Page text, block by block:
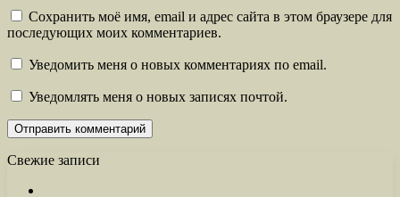
Сохранить моё имя, email и адрес сайта в этом браузере для
последующих моих комментариев.
Уведомить меня о новых комментариях по email.
Уведомлять меня о новых записях почтой.
Свежие записи